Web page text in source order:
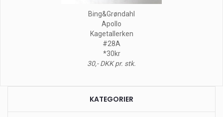
Bing&Grøndahl
Apollo
Kagetallerken
#28A
*30kr
30,- DKK pr. stk.
KATEGORIER